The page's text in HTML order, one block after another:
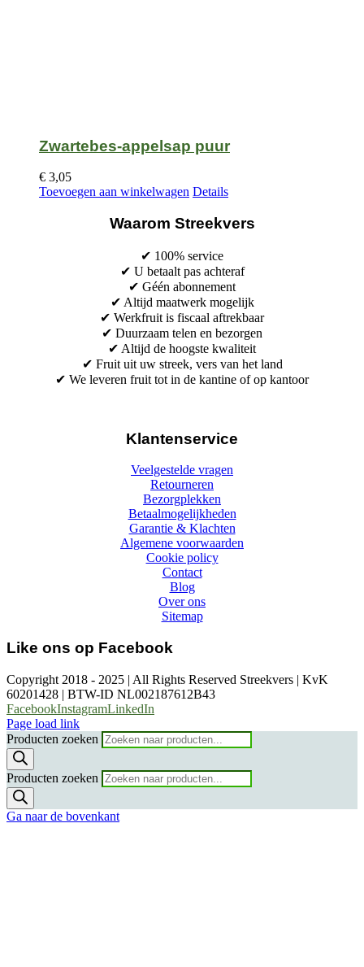
Zwartebes-appelsap puur
€ 3,05
Toevoegen aan winkelwagen Details
Waarom Streekvers
✔ 100% service
✔ U betaalt pas achteraf
✔ Géén abonnement
✔ Altijd maatwerk mogelijk
✔ Werkfruit is fiscaal aftrekbaar
✔ Duurzaam telen en bezorgen
✔ Altijd de hoogste kwaliteit
✔ Fruit uit uw streek, vers van het land
✔ We leveren fruit tot in de kantine of op kantoor
Klantenservice
Veelgestelde vragen
Retourneren
Bezorgplekken
Betaalmogelijkheden
Garantie & Klachten
Algemene voorwaarden
Cookie policy
Contact
Blog
Over ons
Sitemap
Like ons op Facebook
Copyright 2018 - 2025 | All Rights Reserved Streekvers | KvK
60201428 | BTW-ID NL002187612B43
FacebookInstagramLinkedIn
Page load link
Producten zoeken
Producten zoeken
Ga naar de bovenkant